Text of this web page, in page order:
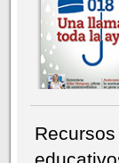
Recursos